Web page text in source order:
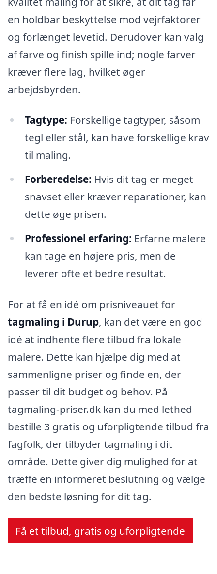
en holdbar beskyttelse mod vejrfaktorer
og forlænget levetid. Derudover kan valg
af farve og finish spille ind; nogle farver
kræver flere lag, hvilket øger
arbejdsbyrden.
Tagtype: Forskellige tagtyper, såsom
tegl eller stål, kan have forskellige krav
til maling.
Forberedelse: Hvis dit tag er meget
snavset eller kræver reparationer, kan
dette øge prisen.
Professionel erfaring: Erfarne malere
kan tage en højere pris, men de
leverer ofte et bedre resultat.
For at få en idé om prisniveauet for
tagmaling i Durup, kan det være en god
idé at indhente flere tilbud fra lokale
malere. Dette kan hjælpe dig med at
sammenligne priser og finde en, der
passer til dit budget og behov. På
tagmaling-priser.dk kan du med lethed
bestille 3 gratis og uforpligtende tilbud fra
fagfolk, der tilbyder tagmaling i dit
område. Dette giver dig mulighed for at
træffe en informeret beslutning og vælge
den bedste løsning for dit tag.
Få et tilbud, gratis og uforpligtende